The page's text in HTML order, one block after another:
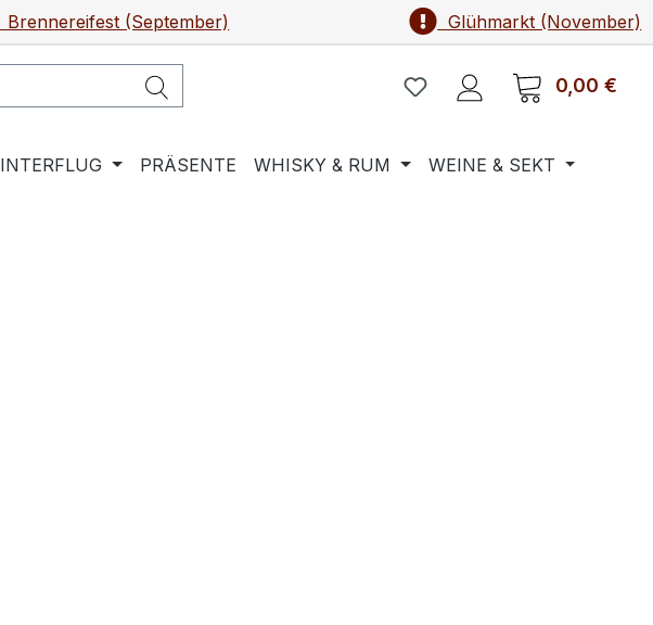
Brennereifest (September) Glühmarkt (November)
0,00 €
INTERFLUG PRÄSENTE WHISKY & RUM
WEINE & SEKT